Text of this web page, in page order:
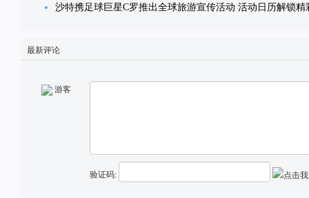
沙特携足球巨星C罗推出全球旅游宣传活动 活动日历解锁精
最新评论
游客
验证码: